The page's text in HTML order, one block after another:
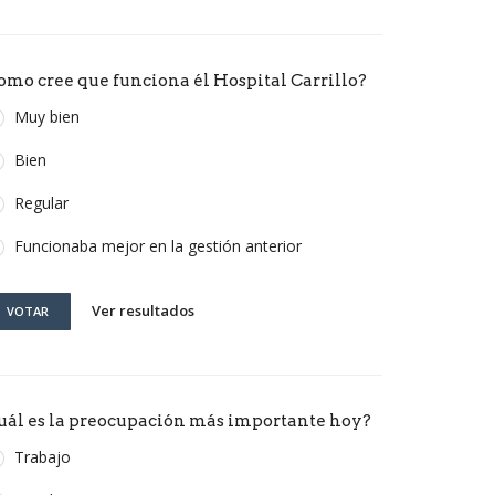
cree que funciona él Hospital Carrillo?
Muy bien
Bien
Regular
Funcionaba mejor en la gestión anterior
VOTAR Ver resultados
es la preocupación más importante hoy?
Trabajo